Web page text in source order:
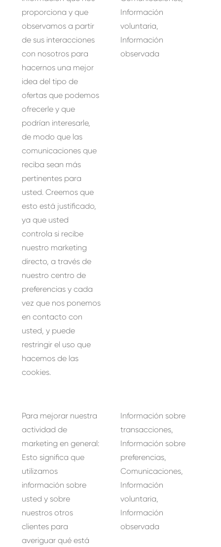
proporciona y que
observamos a partir
de sus interacciones
con nosotros para
hacernos una mejor
idea del tipo de
ofertas que podemos
ofrecerle y que
podrían interesarle,
de modo que las
comunicaciones que
reciba sean más
pertinentes para
usted. Creemos que
esto está justificado,
ya que usted
controla si recibe
nuestro marketing
directo, a través de
nuestro centro de
preferencias y cada
vez que nos ponemos
en contacto con
usted, y puede
restringir el uso que
hacemos de las
cookies.
Información
voluntaria,
Información
observada
Para mejorar nuestra
actividad de
marketing en general:
Esto significa que
utilizamos
información sobre
usted y sobre
nuestros otros
clientes para
averiguar qué está
Información sobre
transacciones,
Información sobre
preferencias,
Comunicaciones,
Información
voluntaria,
Información
observada